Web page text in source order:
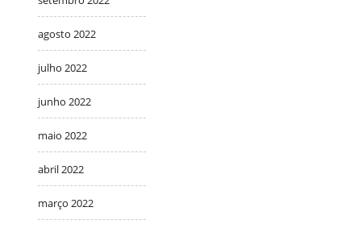
agosto 2022
julho 2022
junho 2022
maio 2022
abril 2022
março 2022